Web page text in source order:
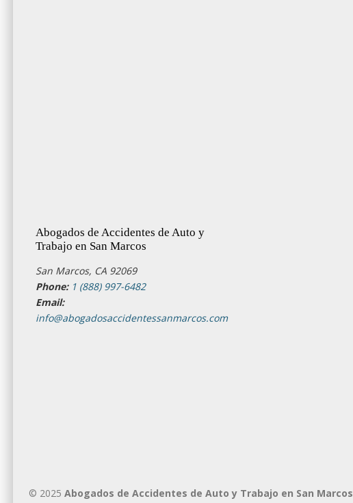
Abogados de Accidentes de Auto y
Trabajo en San Marcos
San Marcos, CA 92069
Phone: 1 (888) 997-6482
Email:
info@abogadosaccidentessanmarcos.com
© 2025 Abogados de Accidentes de Auto y Trabajo en San Marcos